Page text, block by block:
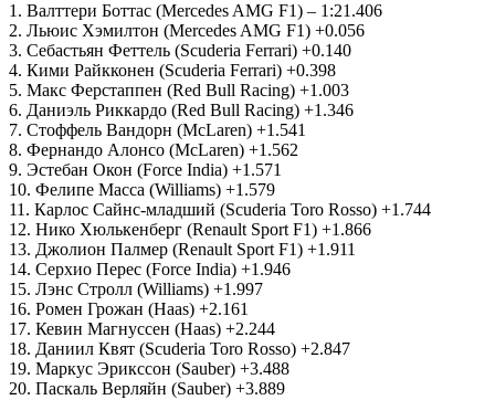
1. Валттери Боттас (Mercedes AMG F1) – 1:21.406
2. Льюис Хэмилтон (Mercedes AMG F1) +0.056
3. Себастьян Феттель (Scuderia Ferrari) +0.140
4. Кими Райкконен (Scuderia Ferrari) +0.398
5. Макс Ферстаппен (Red Bull Racing) +1.003
6. Даниэль Риккардо (Red Bull Racing) +1.346
7. Стоффель Вандорн (McLaren) +1.541
8. Фернандо Алонсо (McLaren) +1.562
9. Эстебан Окон (Force India) +1.571
10. Фелипе Масса (Williams) +1.579
11. Карлос Сайнс-младший (Scuderia Toro Rosso) +1.744
12. Нико Хюлькенберг (Renault Sport F1) +1.866
13. Джолион Палмер (Renault Sport F1) +1.911
14. Серхио Перес (Force India) +1.946
15. Лэнс Стролл (Williams) +1.997
16. Ромен Грожан (Haas) +2.161
17. Кевин Магнуссен (Haas) +2.244
18. Даниил Квят (Scuderia Toro Rosso) +2.847
19. Маркус Эрикссон (Sauber) +3.488
20. Паскаль Верляйн (Sauber) +3.889